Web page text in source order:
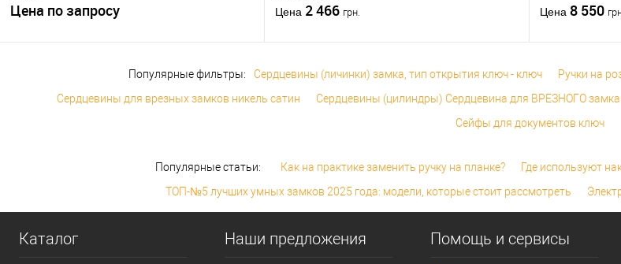
Цена по запросу
Цена 2 466 грн. Цена 8 550
Популярные фильтры: Сердцевины (личинки) замка, тип открытия ключ - ключ Ручки на
Сердцевины для врезных замков никель сатин
Сердцевины (цилиндры) Сердцевина для ВРЕЗНОГО замка
Сейфы для документов ключ
Популярные статьи: Как на практике заменить ручку на планке?
Где используют
ТОП-№5 лучших умных замков 2025 года: модели, которые стоит рассмотреть
Каталог Наши предложения Помощь и сервисы